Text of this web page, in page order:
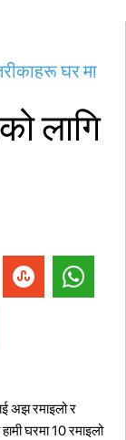
घर मा
लागि
अझ रमाइलो र
घरमा 10 रमाइलो